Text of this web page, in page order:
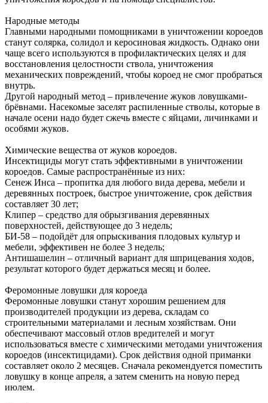
Народные методы
Главными народными помощниками в уничтожении короедов
станут солярка, солидол и керосиновая жидкость. Однако они
чаще всего используются в профилактических целях и для
восстановления целостности ствола, уничтожения
механических повреждений, чтобы короед не смог пробраться
внутрь.
Другой народный метод – привлечение жуков ловушками-
брёвнами. Насекомые заселят распиленные стволы, которые в
начале осени надо будет сжечь вместе с яйцами, личинками и
особями жуков.
Химические вещества от жуков короедов.
Инсектициды могут стать эффективными в уничтожении
короедов. Самые распространённые из них:
Сенеж Инса – пропитка для любого вида дерева, мебели и
деревянных построек, быстрое уничтожение, срок действия
составляет 30 лет;
Клипер – средство для обрызгивания деревянных
поверхностей, действующее до 3 недель;
БИ-58 – подойдёт для опрыскивания плодовых культур и
мебели, эффективен не более 3 недель;
Антишашелин – отличный вариант для шприцевания ходов,
результат которого будет держаться месяц и более.
Феромонные ловушки для короеда
Феромонные ловушки станут хорошим решением для
производителей продукции из дерева, складам со
строительными материалами и лесным хозяйствам. Они
обеспечивают массовый отлов вредителей и могут
использоваться вместе с химическими методами уничтожения
короедов (инсектицидами). Срок действия одной приманки
составляет около 2 месяцев. Сначала рекомендуется поместить
ловушку в конце апреля, а затем сменить на новую перед
июлем.